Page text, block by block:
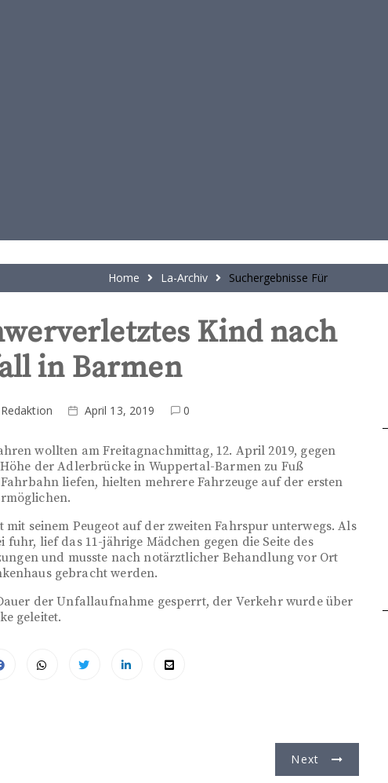
Home La-Archiv Suchergebnisse Für
Kind nach
in Barmen
April 13, 2019 0
wollten am Freitagnachmittag, 12. April 2019, gegen
der Adlerbrücke in Wuppertal-Barmen zu Fuß
liefen, hielten mehrere Fahrzeuge auf der ersten
seinem Peugeot auf der zweiten Fahrspur unterwegs. Als
lief das 11-jährige Mädchen gegen die Seite des
und musste nach notärztlicher Behandlung vor Ort
gebracht werden.
der Unfallaufnahme gesperrt, der Verkehr wurde über
geleitet.
Next